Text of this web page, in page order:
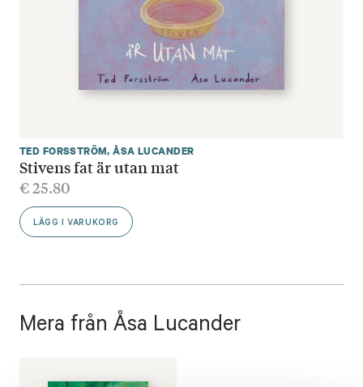
TED FORSSTRÖM,ÅSA LUCANDER
Stivens fat är utan mat
€25.80
LÄGG I VARUKORG
Mera från Åsa Lucander